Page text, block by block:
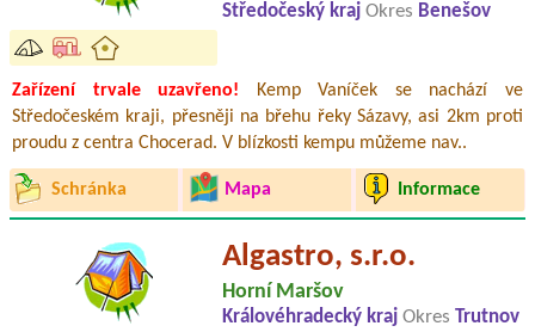
Středočeský kraj Okres Benešov
Zařízení trvale uzavřeno! Kemp Vaníček se nachází ve
Středočeském kraji, přesněji na břehu řeky Sázavy, asi 2km proti
proudu z centra Chocerad. V blízkosti kempu můžeme nav..
Schránka Mapa Informace
Algastro, s.r.o.
Horní Maršov
Královéhradecký kraj Okres Trutnov